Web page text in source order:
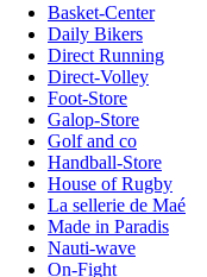
Basket-Center
Daily Bikers
Direct Running
Direct-Volley
Foot-Store
Galop-Store
Golf and co
Handball-Store
House of Rugby
La sellerie de Maé
Made in Paradis
Nauti-wave
On-Fight